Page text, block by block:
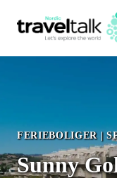
FERIEBOLIGER|
Sunny